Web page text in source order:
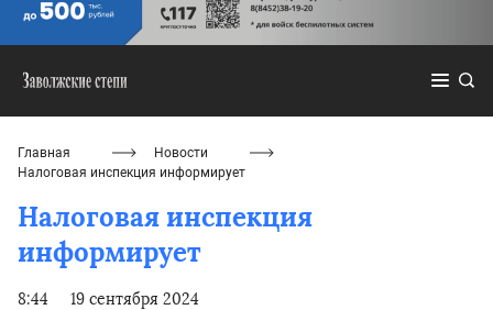
Главная
Новости
Налоговая инспекция информирует
Налоговая инспекция
информирует
8:44 19 сентября 2024